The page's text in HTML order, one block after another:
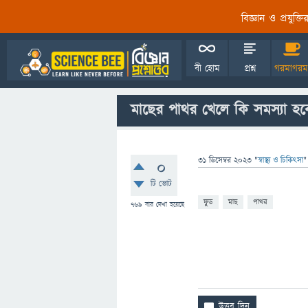
বিজ্ঞান ও
বী হোম প্রশ্ন
মাছের পাথর খেলে কি সমস্যা
0
টি ভোট
769 বার দেখা হয়েছে
31 ডিসেম্বর 2023 "স্বাস্থ্য ও চিকিৎসা"
ফুড মাছ পাথর